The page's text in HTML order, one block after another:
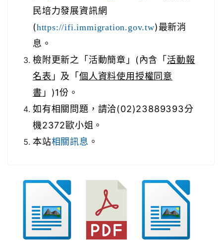
民培力發展資訊網
(https://ifi.immigration.gov.tw)最新消
息。
檢附更新之「活動簡章」(內含「活動報
名表 」及「個人資料使用授權同意
書 」)1份。
如有相關問題，請洽(02)23889393分
機2372歐小姐。
本站相關訊息 。